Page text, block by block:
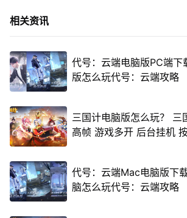
相关资讯
代号：云端电脑版PC端下
版怎么玩代号：云端攻略
三国计电脑版怎么玩？ 三
高帧 游戏多开 后台挂机
代号：云端Mac电脑版下
脑怎么玩代号：云端攻略